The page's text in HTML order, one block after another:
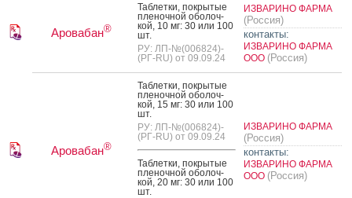
Аровабан®
Таб­летки, пок­ры­тые
пле­ноч­ной обо­лоч­
кой, 10 мг: 30 или 100
шт.
РУ: ЛП-№(006824)-
(РГ-RU) от 09.09.24
ИЗВАРИНО ФАРМА
(Россия)
контакты:
ИЗВАРИНО ФАРМА
ООО (Россия)
Аровабан®
Таб­летки, пок­ры­тые
пле­ноч­ной обо­лоч­
кой, 15 мг: 30 или 100
шт.
РУ: ЛП-№(006824)-
(РГ-RU) от 09.09.24
Таб­летки, пок­ры­тые
пле­ноч­ной обо­лоч­
кой, 20 мг: 30 или 100
шт.
ИЗВАРИНО ФАРМА
(Россия)
контакты:
ИЗВАРИНО ФАРМА
ООО (Россия)